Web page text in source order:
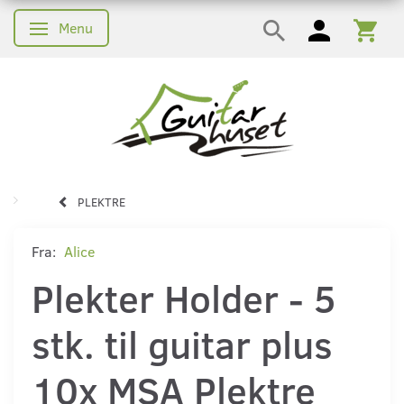
Skifte navigation
Menu
PLEKTRE
Fra: Alice
Plekter Holder - 5
stk. til guitar plus
10x MSA Plektre